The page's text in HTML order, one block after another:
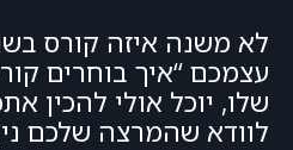
לא משנה איזה קורס
עצמכם “איך בוחרים
שלו, יוכל אולי להכין
לוודא שהמרצה שלכם